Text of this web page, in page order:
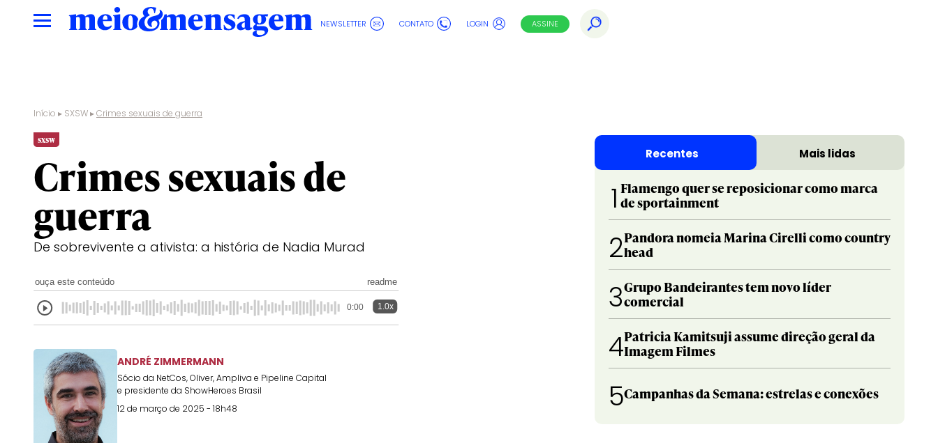
NEWSLETTER CONTATO LOGIN ASSINE
Início ▸ SXSW▸Crimes sexuais de guerra
sxsw
Crimes sexuais de
guerra
De sobrevivente a ativista: a história de Nadia Murad
ouça este conteúdo readme
0:00 1.0x
ANDRÉ ZIMMERMANN
Sócio da NetCos, Oliver, Ampliva e Pipeline Capital
e presidente da ShowHeroes Brasil
12 de março de 2025 - 18h48
Recentes Mais lidas
1 Flamengo quer se reposicionar como marca
de sportainment
2Pandora nomeia Marina Cirelli como country
head
3Grupo Bandeirantes tem novo líder
comercial
4Patricia Kamitsuji assume direção geral da
Imagem Filmes
5Campanhas da Semana: estrelas e conexões